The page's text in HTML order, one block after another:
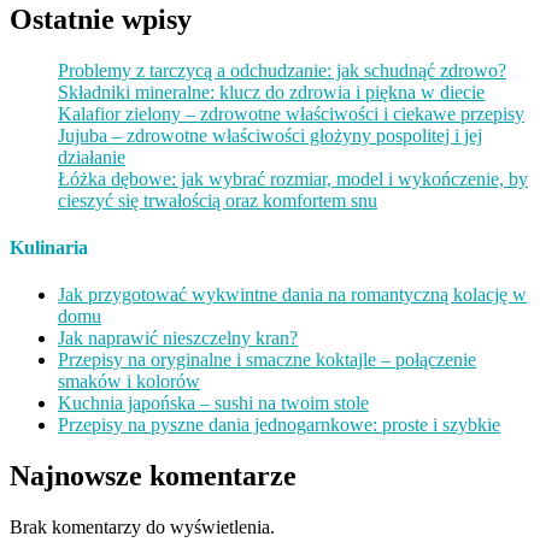
Ostatnie wpisy
Problemy z tarczycą a odchudzanie: jak schudnąć zdrowo?
Składniki mineralne: klucz do zdrowia i piękna w diecie
Kalafior zielony – zdrowotne właściwości i ciekawe przepisy
Jujuba – zdrowotne właściwości głożyny pospolitej i jej
działanie
Łóżka dębowe: jak wybrać rozmiar, model i wykończenie, by
cieszyć się trwałością oraz komfortem snu
Kulinaria
Jak przygotować wykwintne dania na romantyczną kolację w
domu
Jak naprawić nieszczelny kran?
Przepisy na oryginalne i smaczne koktajle – połączenie
smaków i kolorów
Kuchnia japońska – sushi na twoim stole
Przepisy na pyszne dania jednogarnkowe: proste i szybkie
Najnowsze komentarze
Brak komentarzy do wyświetlenia.